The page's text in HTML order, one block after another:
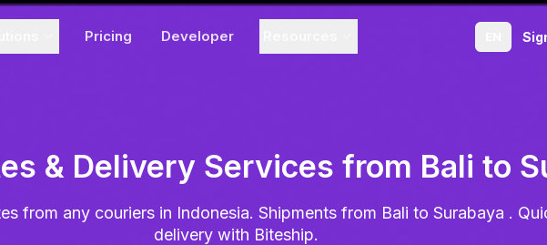
Pricing Developer
& Delivery Services from Bali to
from any couriers in Indonesia. Shipments from Bali to Surabaya .
delivery with Biteship.